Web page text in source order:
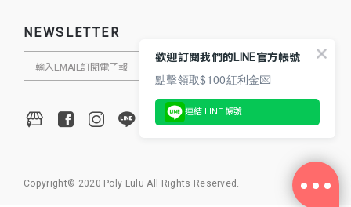
NEWSLETTER
Copyright© 2020 Poly Lulu All Rights Reserved.
歡迎訂閱我們的LINE官方帳號
點擊領取$100紅利金💌
連結 LINE 帳號